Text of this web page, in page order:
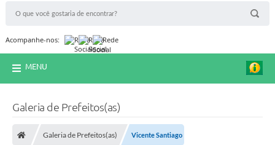
Acompanhe-nos:
MENU
Galeria de Prefeitos(as)
Galeria de Prefeitos(as) Vicente Santiago